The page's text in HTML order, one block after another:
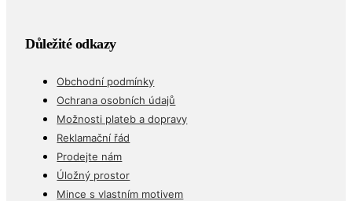
Důležité odkazy
Obchodní podmínky
Ochrana osobních údajů
Možnosti plateb a dopravy
Reklamační řád
Prodejte nám
Úložný prostor
Mince s vlastním motivem